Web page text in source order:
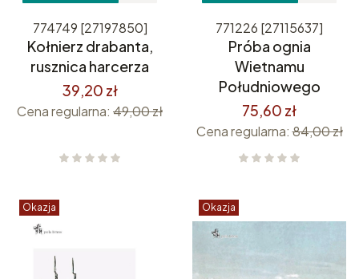
774749 [27197850]
Kołnierz drabanta,
rusznica harcerza
39,20 zł
Cena regularna: 49,00 zł
771226 [27115637]
Próba ognia
Wietnamu
Południowego
75,60 zł
Cena regularna: 84,00 zł
Okazja Okazja